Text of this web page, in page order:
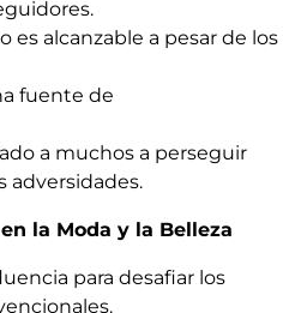
es alcanzable a pesar de los
fuente de
a muchos a perseguir
adversidades.
la Moda y la Belleza
para desafiar los